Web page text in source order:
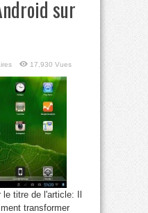
sur
17,930 Vues
titre de l'article: Il
transformer